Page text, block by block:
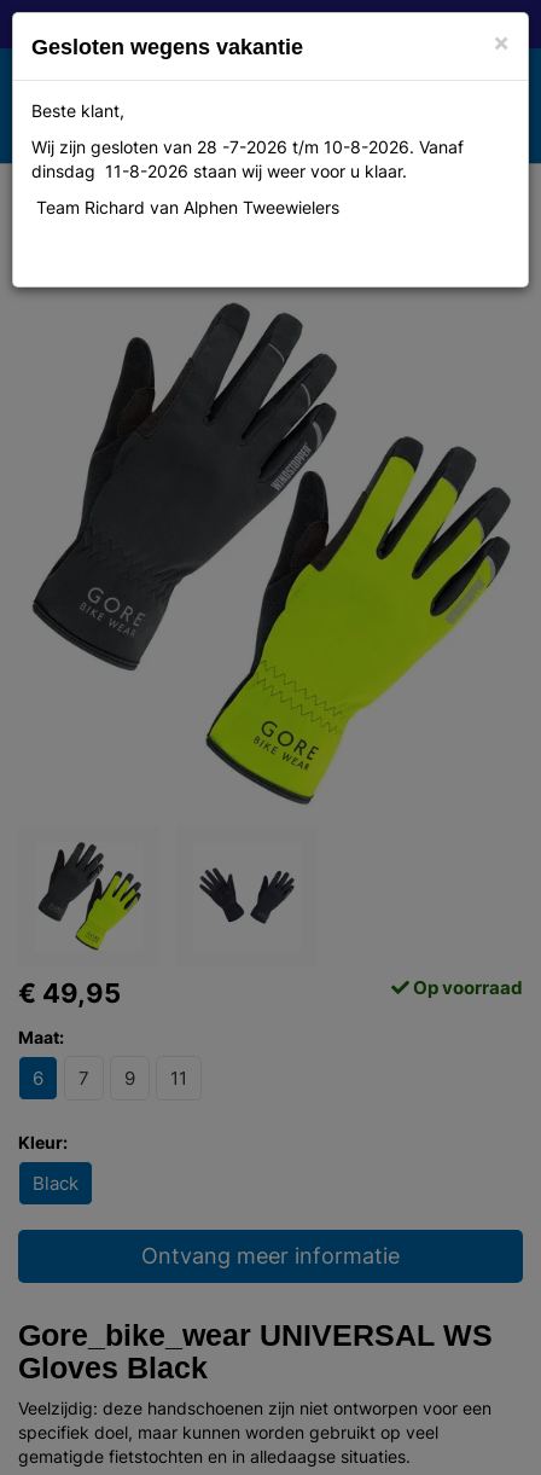
Toggle
navigation
MENU
Gore_bike_wear UNIVERSAL WS
€ 49,95 Op voorraad
Maat:
6 7 9 11
Kleur:
Black
Ontvang meer informatie
Gore_bike_wear UNIVERSAL WS
Gloves Black
Veelzijdig: deze handschoenen zijn niet ontworpen voor een
specifiek doel, maar kunnen worden gebruikt op veel
gematigde fietstochten en in alledaagse situaties.
×
Gesloten wegens vakantie
Beste klant,
Wij zijn gesloten van 28 -7-2026 t/m 10-8-2026. Vanaf
dinsdag 11-8-2026 staan wij weer voor u klaar.
Team Richard van Alphen Tweewielers